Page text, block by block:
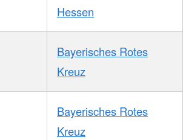
Hessen
Bayerisches Rotes
Kreuz
Bayerisches Rotes
Kreuz